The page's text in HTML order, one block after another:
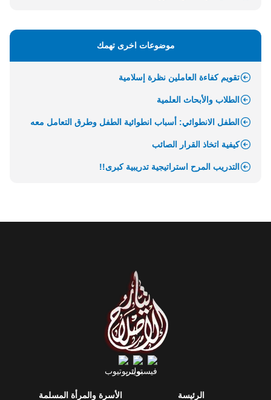
موضوعات اخرى تهمك
تقويم كفاءة العاملين نظرة إسلامية
الطلاب والأبحاث العلمية
الطفل الانطوائي: أسباب انطوائية الطفل وطرق التعامل معه
كيفية اتخاذ القرار الصائب
التدريب المرح استراتيجية تدريبية كبرى!!
الرئيسة الأسرة والمرأة المسلمة